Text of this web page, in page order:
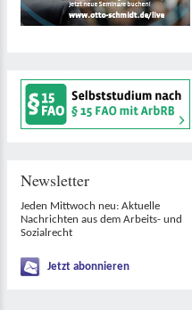
Newsletter
Jeden Mittwoch neu: Aktuelle
Nachrichten aus dem Arbeits- und
Sozialrecht
Jetzt abonnieren